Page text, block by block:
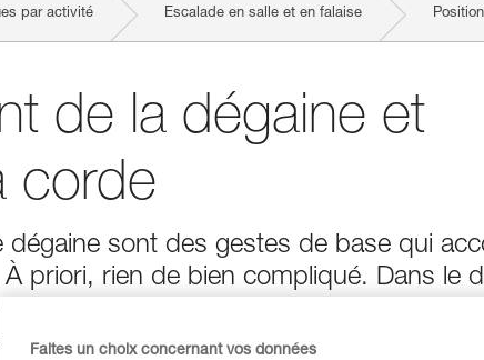
par activité Escalade en salle et en falaise
de la dégaine et
corde
dégaine sont des gestes de base qui
priori, rien de bien compliqué. Dans le
en compte pour agir vite et sûrement
dégaine dans l’ancrage par rapport à la
Faites un choix concernant vos données